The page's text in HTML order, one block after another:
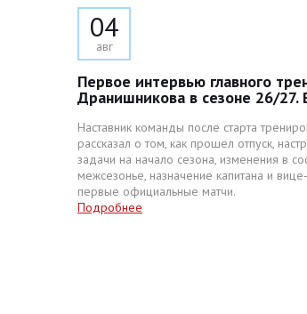
04
авг
Первое интервью главного
Дранишникова в сезоне 26/
Наставник команды после старта
рассказал о том, как прошел отпуск,
задачи на начало сезона, изменения в
межсезонье, назначение капитана и
первые официальные матчи.
Подробнее